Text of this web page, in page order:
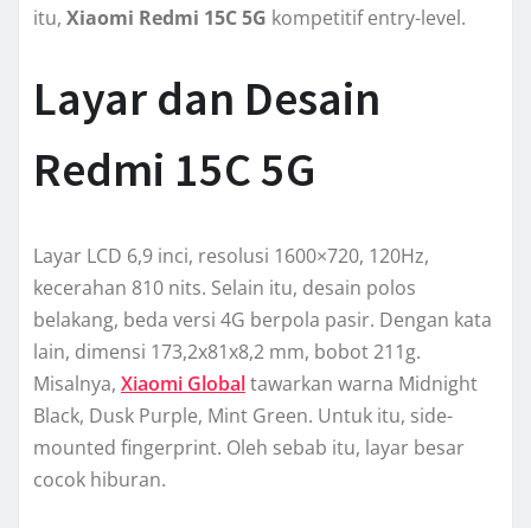
itu, Xiaomi Redmi 15C 5G kompetitif entry-level.
Layar dan Desain
Redmi 15C 5G
Layar LCD 6,9 inci, resolusi 1600×720, 120Hz,
kecerahan 810 nits. Selain itu, desain polos
belakang, beda versi 4G berpola pasir. Dengan kata
lain, dimensi 173,2x81x8,2 mm, bobot 211g.
Misalnya, Xiaomi Globaltawarkan warna Midnight
Black, Dusk Purple, Mint Green. Untuk itu, side-
mounted fingerprint. Oleh sebab itu, layar besar
cocok hiburan.